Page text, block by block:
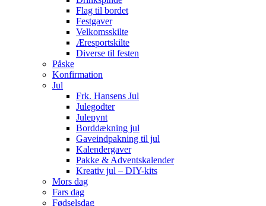
Flag til bordet
Festgaver
Velkomsskilte
Æresportskilte
Diverse til festen
Påske
Konfirmation
Jul
Frk. Hansens Jul
Julegodter
Julepynt
Borddækning jul
Gaveindpakning til jul
Kalendergaver
Pakke & Adventskalender
Kreativ jul – DIY-kits
Mors dag
Fars dag
Fødselsdag